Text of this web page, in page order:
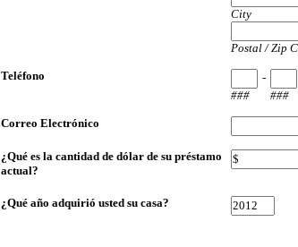
City
Postal / Zip
Teléfono
###
-
###
Correo Electrónico
¿Qué es la cantidad de dólar de su préstamo
actual?
¿Qué año adquirió usted su casa?